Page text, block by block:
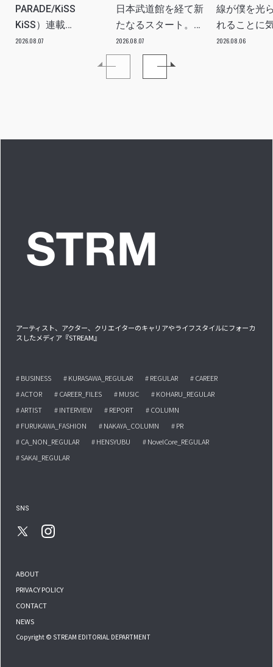
PARADE/KiSS
KiSS）連載
vol.113「読者からの
質問”のんちゃんはラ
2026.08.07
日本武道館を経て新
たなるスタート。
≒JOYにしかない魅
力を磨いていきた
2026.08.07
線が僕を光
れることに
た」
2026.08.06
アーティスト、アクター、クリエイターのキャリアやライフスタイルにフォーカ
スしたメディア『STREAM』
# BUSINESS # KURASAWA_REGULAR # REGULAR
# CAREER
# ACTOR
# CAREER_FILES # MUSIC
# KOHARU_REGULAR
# ARTIST
# INTERVIEW # REPORT
# COLUMN
# FURUKAWA_FASHION
# NAKAYA_COLUMN
# PR
# CA_NON_REGULAR
# HENSYUBU
# NovelCore_REGULAR
# SAKAI_REGULAR
SNS
ABOUT
PRIVACY POLICY
CONTACT
NEWS
Copyright © STREAM EDITORIAL DEPARTMENT